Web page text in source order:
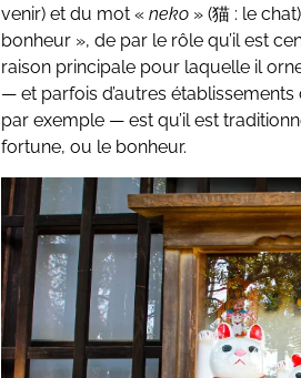
venir) et du mot «neko » (猫 : le
bonheur », de par le rôle qu’il est
raison principale pour laquelle il
— et parfois d’autres
par exemple — est qu’il est
fortune, ou le bonheur.